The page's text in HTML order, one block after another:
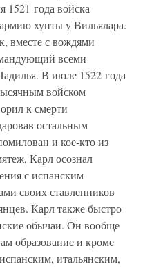
1521 года войска
хунты у Вильялара.
вместе с вождями
всеми
В июле 1522 года
войском
к смерти
остальным
и кое-кто из
Карл осознал
с испанским
своих ставленников
Карл также быстро
обычаи. Он вообще
образование и кроме
итальянским,